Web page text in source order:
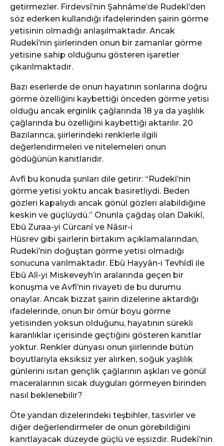
getirmezler. Firdevsî’nin Şahnâme’de Rudekî’den
söz ederken kullandığı ifadelerinden şairin görme
yetisinin olmadığı anlaşılmaktadır. Ancak
Rudekî’nin şiirlerinden onun bir zamanlar görme
yetisine sahip olduğunu gösteren işaretler
çıkarılmaktadır.
Bazı eserlerde de onun hayatının sonlarına doğru
görme özelliğini kaybettiği önceden görme yetisi
olduğu ancak erginlik çağlarında 18 ya da yaşlılık
çağlarında bu özelliğini kaybettiği aktarılır. 20
Bazılarınca, şiirlerindeki renklerle ilgili
değerlendirmeleri ve nitelemeleri onun
gödüğünün kanıtlarıdır.
Avfî bu konuda şunları dile getirir: “Rudekî’nin
görme yetisi yoktu ancak basiretliydi. Beden
gözleri kapalıydı ancak gönül gözleri alabildiğine
keskin ve güçlüydü.” Onunla çağdaş olan Dakikî,
Ebû Zuraa-yi Cürcanî ve Nâsır-i
Hüsrev gibi şairlerin birtakım açıklamalarından,
Rudekî’nin doğuştan görme yetisi olmadığı
sonucuna varılmaktadır. Ebû Hayyân-i Tevhîdî ile
Ebû Alî-yi Miskeveyh’in aralarında geçen bir
konuşma ve Avfî’nin rivayeti de bu durumu
onaylar. Ancak bizzat şairin dizelerine aktardığı
ifadelerinde, onun bir ömür boyu görme
yetisinden yoksun olduğunu, hayatının sürekli
karanlıklar içerisinde geçtiğini gösteren kanıtlar
yoktur. Renkler dünyası onun şiirlerinde bütün
boyutlarıyla eksiksiz yer alırken, soğuk yaşlılık
günlerini ısıtan gençlik çağlarının aşkları ve gönül
maceralarının sıcak duyguları görmeyen birinden
nasıl beklenebilir?
Öte yandan dizelerindeki teşbihler, tasvirler ve
diğer değerlendirmeler de onun görebildiğini
kanıtlayacak düzeyde güçlü ve eşsizdir. Rudekî’nin